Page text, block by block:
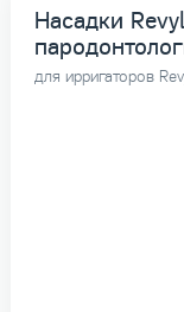
Насадки
для ирригаторов